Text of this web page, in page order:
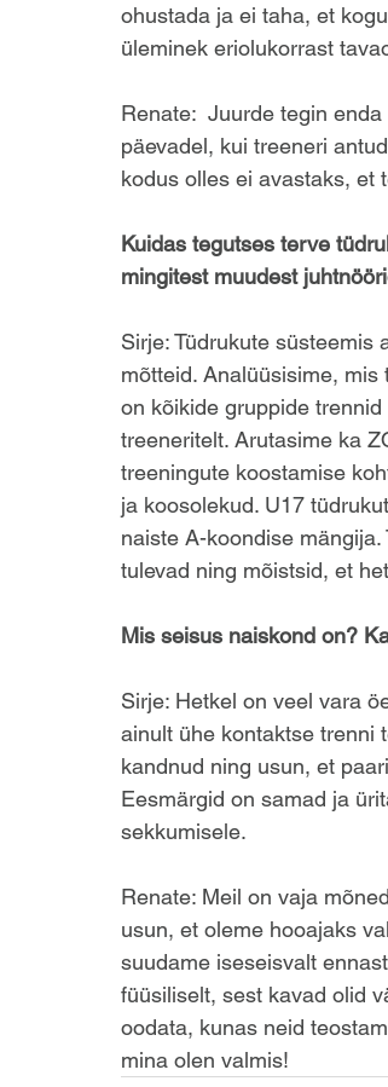
ohustada ja ei taha, et
üleminek eriolukorrast
Renate:  Juurde tegin
päevadel, kui treeneri
kodus olles ei avastaks, et
Kuidas tegutses terve
mingitest muudest
Sirje: Tüdrukute süsteemis
mõtteid. Analüüsisime,
on kõikide gruppide
treeneritelt. Arutasime ka
treeningute koostamise
ja koosolekud. U17
naiste A-koondise
tulevad ning mõistsid, et
Mis seisus naiskond on?
Sirje: Hetkel on veel vara
ainult ühe kontaktse trenni
kandnud ning usun, et
Eesmärgid on samad ja
sekkumisele.
Renate: Meil on vaja
usun, et oleme hooajaks
suudame iseseisvalt
füüsiliselt, sest kavad olid
oodata, kunas neid
mina olen valmis!